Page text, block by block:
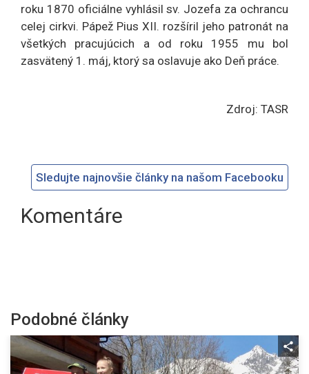
roku 1870 oficiálne vyhlásil sv. Jozefa za ochrancu
celej cirkvi. Pápež Pius XII. rozšíril jeho patronát na
všetkých pracujúcich a od roku 1955 mu bol
zasvätený 1. máj, ktorý sa oslavuje ako Deň práce.
Zdroj: TASR
Sledujte najnovšie články na našom Facebooku
Komentáre
Podobné články